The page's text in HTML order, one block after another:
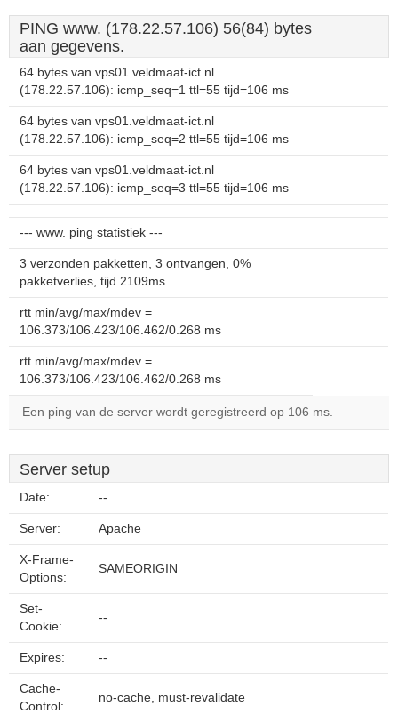
PING www. (178.22.57.106) 56(84) bytes
aan gegevens.
64 bytes van vps01.veldmaat-ict.nl
(178.22.57.106): icmp_seq=1 ttl=55 tijd=106 ms
64 bytes van vps01.veldmaat-ict.nl
(178.22.57.106): icmp_seq=2 ttl=55 tijd=106 ms
64 bytes van vps01.veldmaat-ict.nl
(178.22.57.106): icmp_seq=3 ttl=55 tijd=106 ms
--- www. ping statistiek ---
3 verzonden pakketten, 3 ontvangen, 0%
pakketverlies, tijd 2109ms
rtt min/avg/max/mdev =
106.373/106.423/106.462/0.268 ms
rtt min/avg/max/mdev =
106.373/106.423/106.462/0.268 ms
Een ping van de server wordt geregistreerd op 106 ms.
Server setup
Date: --
Server: Apache
X-Frame-
Options:
SAMEORIGIN
Set-
Cookie:
--
Expires: --
Cache-
Control:
no-cache, must-revalidate